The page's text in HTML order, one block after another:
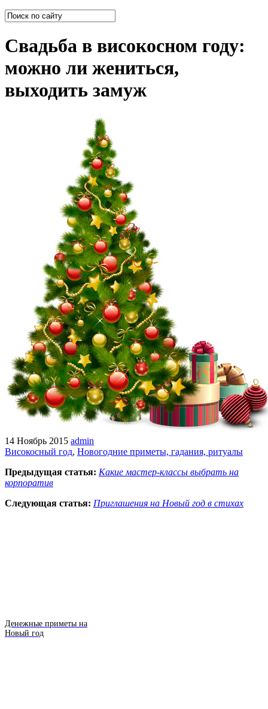
Свадьба в високосном году:
можно ли жениться,
выходить замуж
14 Ноябрь 2015 admin
Високосный год, Новогодние приметы, гадания, ритуалы
Предыдущая статья: Какие мастер-классы выбрать на
корпоратив
Следующая статья: Приглашения на Новый год в стихах
Денежные приметы на
Новый год